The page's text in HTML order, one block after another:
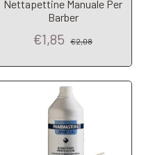
Nettapettine Manuale Per
Barber
€1,85 €2,08
Add to Cart